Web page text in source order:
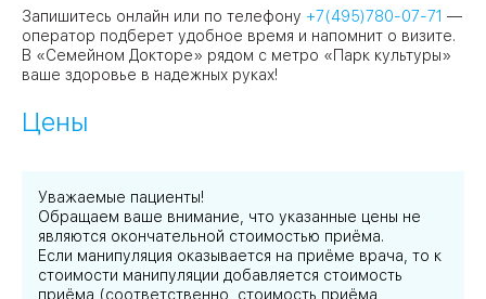
Запишитесь онлайн или по телефону +7(495)780-07-71 —
оператор подберет удобное время и напомнит о визите.
В «Семейном Докторе» рядом с метро «Парк культуры»
ваше здоровье в надежных руках!
Цены
Уважаемые пациенты!
Обращаем ваше внимание, что указанные цены не
являются окончательной стоимостью приёма.
Если манипуляция оказывается на приёме врача, то к
стоимости манипуляции добавляется стоимость
приёма (соответственно, стоимость приёма